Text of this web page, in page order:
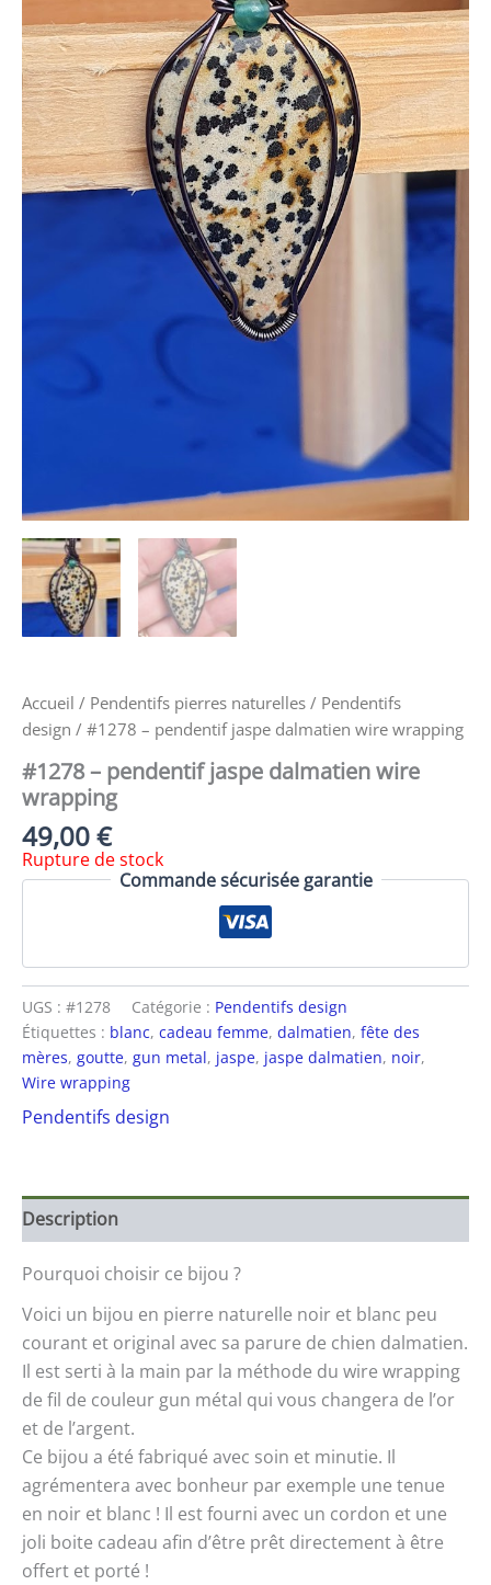
Accueil / Pendentifs pierres naturelles / Pendentifs
design / #1278 – pendentif jaspe dalmatien wire wrapping
#1278 – pendentif jaspe dalmatien wire
wrapping
49,00€
Rupture de stock
Commande sécurisée garantie
UGS : #1278 Catégorie : Pendentifs design
Étiquettes : blanc, cadeau femme, dalmatien, fête des
mères, goutte, gun metal, jaspe, jaspe dalmatien, noir,
Wire wrapping
Pendentifs design
Description
Pourquoi choisir ce bijou ?
Voici un bijou en pierre naturelle noir et blanc peu
courant et original avec sa parure de chien dalmatien.
Il est serti à la main par la méthode du wire wrapping
de fil de couleur gun métal qui vous changera de l’or
et de l’argent.
Ce bijou a été fabriqué avec soin et minutie. Il
agrémentera avec bonheur par exemple une tenue
en noir et blanc ! Il est fourni avec un cordon et une
joli boite cadeau afin d’être prêt directement à être
offert et porté !